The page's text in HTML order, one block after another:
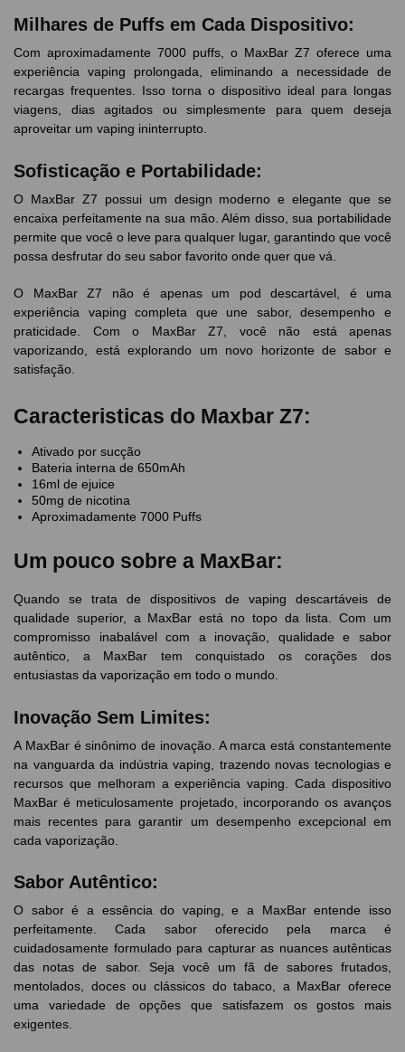
Milhares de Puffs em Cada Dispositivo:
Com aproximadamente 7000 puffs, o MaxBar Z7 oferece uma
experiência vaping prolongada, eliminando a necessidade de
recargas frequentes. Isso torna o dispositivo ideal para longas
viagens, dias agitados ou simplesmente para quem deseja
aproveitar um vaping ininterrupto.
Sofisticação e Portabilidade:
O MaxBar Z7 possui um design moderno e elegante que se
encaixa perfeitamente na sua mão. Além disso, sua portabilidade
permite que você o leve para qualquer lugar, garantindo que você
possa desfrutar do seu sabor favorito onde quer que vá.
O MaxBar Z7 não é apenas um pod descartável, é uma
experiência vaping completa que une sabor, desempenho e
praticidade. Com o MaxBar Z7, você não está apenas
vaporizando, está explorando um novo horizonte de sabor e
satisfação.
Caracteristicas do Maxbar Z7:
Ativado por sucção
Bateria interna de 650mAh
16ml de ejuice
50mg de nicotina
Aproximadamente 7000 Puffs
Um pouco sobre a MaxBar:
Quando se trata de dispositivos de vaping descartáveis de
qualidade superior, a MaxBar está no topo da lista. Com um
compromisso inabalável com a inovação, qualidade e sabor
autêntico, a MaxBar tem conquistado os corações dos
entusiastas da vaporização em todo o mundo.
Inovação Sem Limites:
A MaxBar é sinônimo de inovação. A marca está constantemente
na vanguarda da indústria vaping, trazendo novas tecnologias e
recursos que melhoram a experiência vaping. Cada dispositivo
MaxBar é meticulosamente projetado, incorporando os avanços
mais recentes para garantir um desempenho excepcional em
cada vaporização.
Sabor Autêntico:
O sabor é a essência do vaping, e a MaxBar entende isso
perfeitamente. Cada sabor oferecido pela marca é
cuidadosamente formulado para capturar as nuances autênticas
das notas de sabor. Seja você um fã de sabores frutados,
mentolados, doces ou clássicos do tabaco, a MaxBar oferece
uma variedade de opções que satisfazem os gostos mais
exigentes.